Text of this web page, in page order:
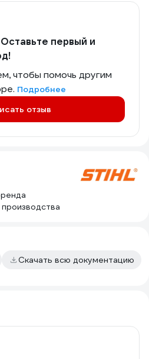
первый и
чтобы помочь другим
Подробнее
отзыв
Скачать всю документацию